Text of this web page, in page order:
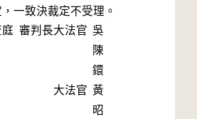
一致決裁定不受理。
庭 審判長大法官 吳
陳
鐶
大法官 黃
昭